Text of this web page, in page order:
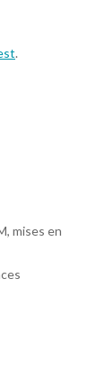
.
mises en